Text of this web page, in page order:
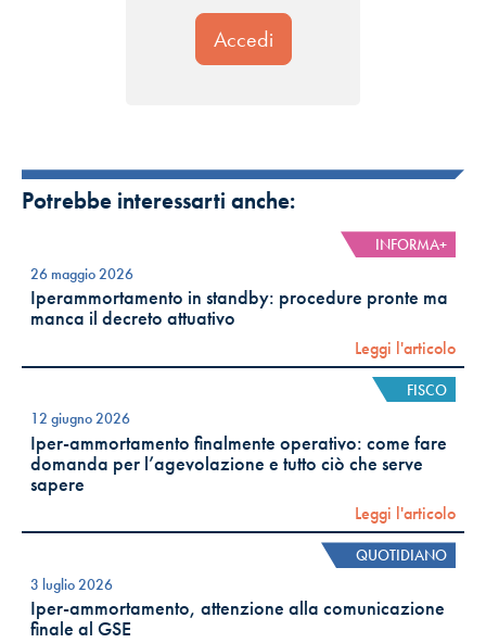
Potrebbe interessarti anche:
INFORMA+
26 maggio 2026
Iperammortamento in standby: procedure pronte ma
manca il decreto attuativo
Leggi l'articolo
FISCO
12 giugno 2026
Iper-ammortamento finalmente operativo: come fare
domanda per l’agevolazione e tutto ciò che serve
sapere
Leggi l'articolo
QUOTIDIANO
3 luglio 2026
Iper-ammortamento, attenzione alla comunicazione
finale al GSE